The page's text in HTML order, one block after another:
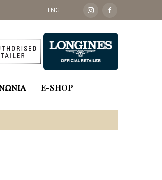
ΣΑΒ: 09:30 - 14:00
ENG
E-SHOP